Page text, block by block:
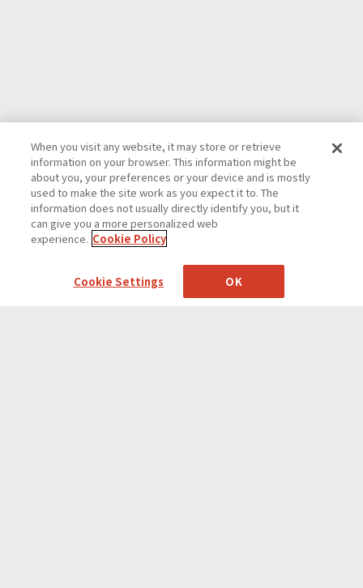
When you visit any website, it may store or retrieve
information on your browser. This information might be
about you, your preferences or your device and is mostly
used to make the site work as you expect it to. The
information does not usually directly identify you, but it
can give you a more personalized web
experience. Cookie Policy
Cookie Settings OK